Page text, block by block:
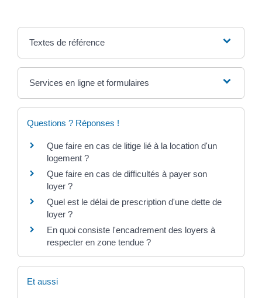
Textes de référence
Services en ligne et formulaires
Questions ? Réponses !
Que faire en cas de litige lié à la location d'un
logement ?
Que faire en cas de difficultés à payer son
loyer ?
Quel est le délai de prescription d'une dette de
loyer ?
En quoi consiste l'encadrement des loyers à
respecter en zone tendue ?
Et aussi